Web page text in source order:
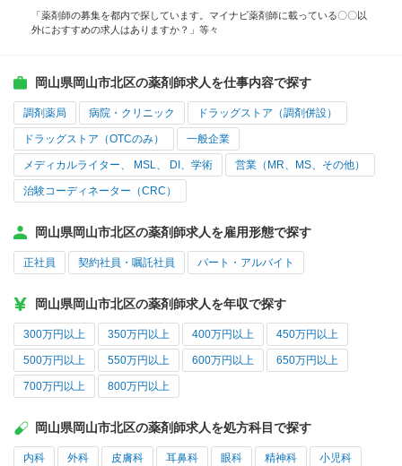
「薬剤師の募集を都内で探しています。マイナビ薬剤師に載っている〇〇以
外におすすめの求人はありますか？」等々
岡山県岡山市北区の薬剤師求人を仕事内容で探す
調剤薬局 病院・クリニック ドラッグストア（調剤併設）
ドラッグストア（OTCのみ） 一般企業
メディカルライター、 MSL、 DI、学術 営業（MR、MS、その他）
治験コーディネーター（CRC）
岡山県岡山市北区の薬剤師求人を雇用形態で探す
正社員 契約社員・嘱託社員 パート・アルバイト
岡山県岡山市北区の薬剤師求人を年収で探す
300万円以上 350万円以上 400万円以上 450万円以上
500万円以上 550万円以上 600万円以上 650万円以上
700万円以上 800万円以上
岡山県岡山市北区の薬剤師求人を処方科目で探す
内科 外科 皮膚科 耳鼻科 眼科 精神科 小児科